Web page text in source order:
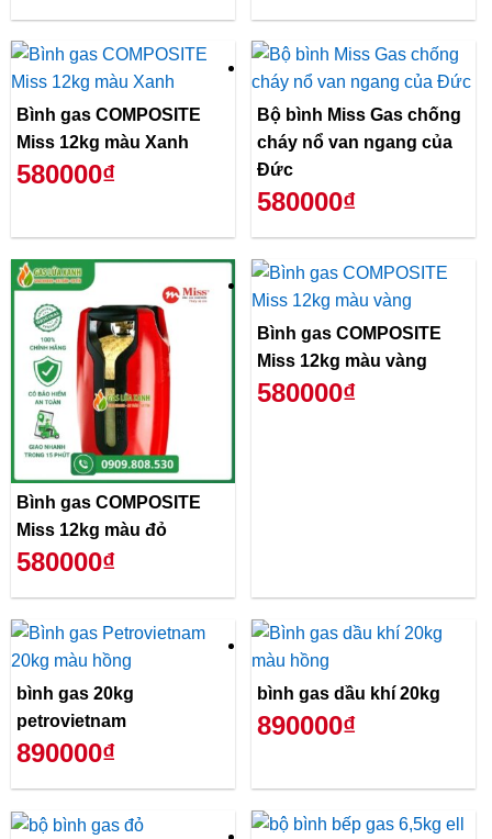
Bình gas COMPOSITE
Miss 12kg màu Xanh
580000₫
Bộ bình Miss Gas chống
cháy nổ van ngang của
Đức
580000₫
Bình gas COMPOSITE
Miss 12kg màu đỏ
580000₫
Bình gas COMPOSITE
Miss 12kg màu vàng
580000₫
bình gas 20kg
petrovietnam
890000₫
bình gas dầu khí 20kg
890000₫